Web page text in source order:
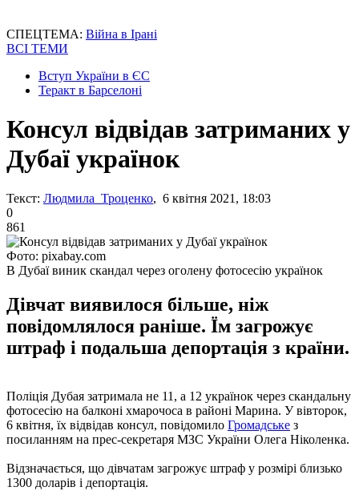
СПЕЦТЕМА: Війна в Ірані
ВСІ ТЕМИ
Вступ України в ЄС
Теракт в Барселоні
Консул відвідав затриманих у
Дубаї українок
Текст: Людмила Троценко, 6 квітня 2021, 18:03
0
861
Фото: pixabay.com
В Дубаї виник скандал через оголену фотосесію українок
Дівчат виявилося більше, ніж
повідомлялося раніше. Їм загрожує
штраф і подальша депортація з країни.
Поліція Дубая затримала не 11, а 12 українок через скандальну
фотосесію на балконі хмарочоса в районі Марина. У вівторок,
6 квітня, їх відвідав консул, повідомило Громадське з
посиланням на прес-секретаря МЗС України Олега Ніколенка.
Відзначається, що дівчатам загрожує штраф у розмірі близько
1300 доларів і депортація.